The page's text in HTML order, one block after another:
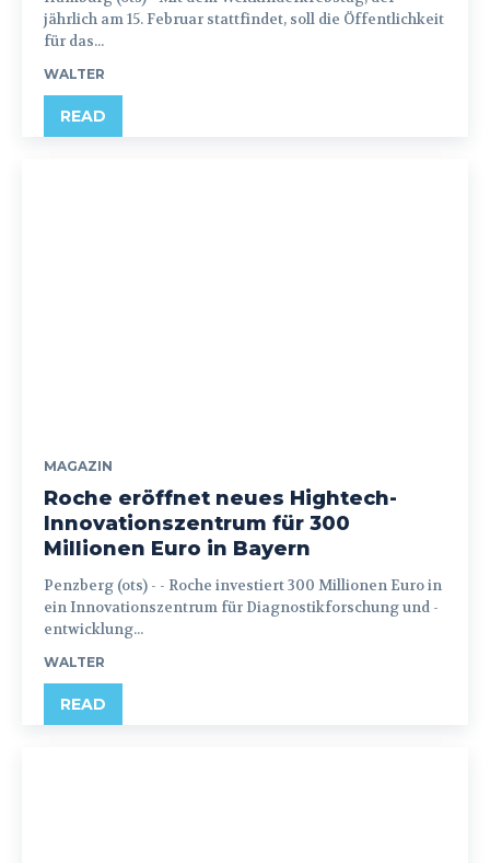
jährlich am 15. Februar stattfindet, soll die Öffentlichkeit
für das...
WALTER
READ
MAGAZIN
Roche eröffnet neues Hightech-
Innovationszentrum für 300
Millionen Euro in Bayern
Penzberg (ots) - - Roche investiert 300 Millionen Euro in
ein Innovationszentrum für Diagnostikforschung und -
entwicklung...
WALTER
READ